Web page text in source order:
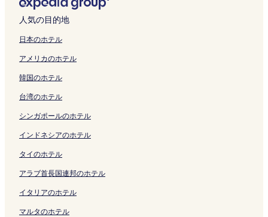
i
の
ペ
ー
を
く
リ
ン
ク
ク
ー
ジ
を
開
リ
ク
I
n
e
の
ー
ジ
を
開
リ
ク
く
リ
ン
ク
リ
ン
ク
を
開
く
リ
ク
ン
ク
を
開
く
リ
ク
l
o
k
n
t
h
e
E
h
g
P
l
a
i
g
a
a
ペ
ジ
を
開
く
ン
ジ
を
開
く
ン
a
の
ペ
ー
を
く
リ
ン
ク
l
の
ペ
ー
を
く
リ
ン
ク
e
l
の
ペ
ジ
開
く
リ
ン
H
o
e
の
ー
ジ
を
開
リ
ク
g
a
a
u
u
m
a
c
i
ペ
ジ
を
開
く
i
g
t
E
i
m
a
e
ペ
ジ
開
く
リ
ン
N
i
g
t
K
a
m
e
a
ペ
ジ
を
開
く
t
e
N
i
a
t
a
の
ー
を
く
リ
ン
ク
i
g
t
-
d
u
l
t
n
y
ペ
ー
ジ
を
人気の目的地
日本のホテル
アメリカのホテル
韓国のホテル
台湾のホテル
シンガポールのホテル
インドネシアのホテル
タイのホテル
アラブ首長国連邦のホテル
イタリアのホテル
マルタのホテル